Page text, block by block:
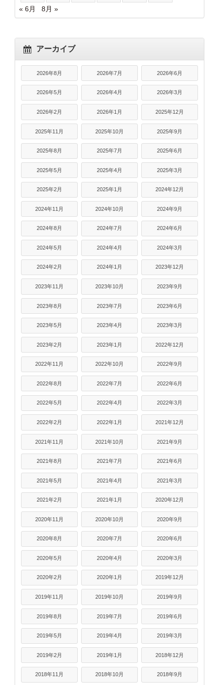
« 6月
8月 »
アーカイブ
2026年8月 2026年7月 2026年6月
2026年5月 2026年4月 2026年3月
2026年2月 2026年1月 2025年12月
2025年11月 2025年10月 2025年9月
2025年8月 2025年7月 2025年6月
2025年5月 2025年4月 2025年3月
2025年2月 2025年1月 2024年12月
2024年11月 2024年10月 2024年9月
2024年8月 2024年7月 2024年6月
2024年5月 2024年4月 2024年3月
2024年2月 2024年1月 2023年12月
2023年11月 2023年10月 2023年9月
2023年8月 2023年7月 2023年6月
2023年5月 2023年4月 2023年3月
2023年2月 2023年1月 2022年12月
2022年11月 2022年10月 2022年9月
2022年8月 2022年7月 2022年6月
2022年5月 2022年4月 2022年3月
2022年2月 2022年1月 2021年12月
2021年11月 2021年10月 2021年9月
2021年8月 2021年7月 2021年6月
2021年5月 2021年4月 2021年3月
2021年2月 2021年1月 2020年12月
2020年11月 2020年10月 2020年9月
2020年8月 2020年7月 2020年6月
2020年5月 2020年4月 2020年3月
2020年2月 2020年1月 2019年12月
2019年11月 2019年10月 2019年9月
2019年8月 2019年7月 2019年6月
2019年5月 2019年4月 2019年3月
2019年2月 2019年1月 2018年12月
2018年11月 2018年10月 2018年9月